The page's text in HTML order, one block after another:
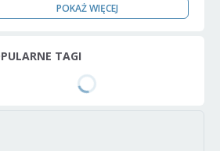
POKAŻ WIĘCEJ
TAGI